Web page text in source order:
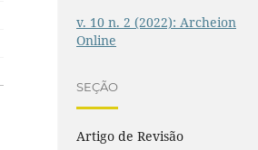
v. 10 n. 2 (2022): Archeion
Online
SEÇÃO
Artigo de Revisão